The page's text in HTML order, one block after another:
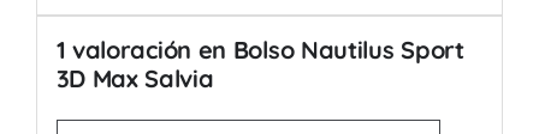
1 valoración en Bolso Nautilus Sport
3D Max Salvia